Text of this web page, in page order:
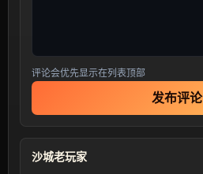
评论会优先显示在列表顶部
发布评论
沙城老玩家